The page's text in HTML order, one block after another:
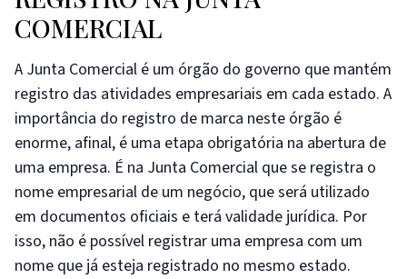
COMERCIAL
A Junta Comercial é um órgão do governo que mantém
registro das atividades empresariais em cada estado. A
importância do registro de marca neste órgão é
enorme, afinal, é uma etapa obrigatória na abertura de
uma empresa. É na Junta Comercial que se registra o
nome empresarial de um negócio, que será utilizado
em documentos oficiais e terá validade jurídica. Por
isso, não é possível registrar uma empresa com um
nome que já esteja registrado no mesmo estado.